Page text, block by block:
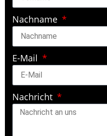
Nachname
E-Mail
Nachricht